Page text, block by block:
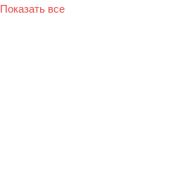
Показать все